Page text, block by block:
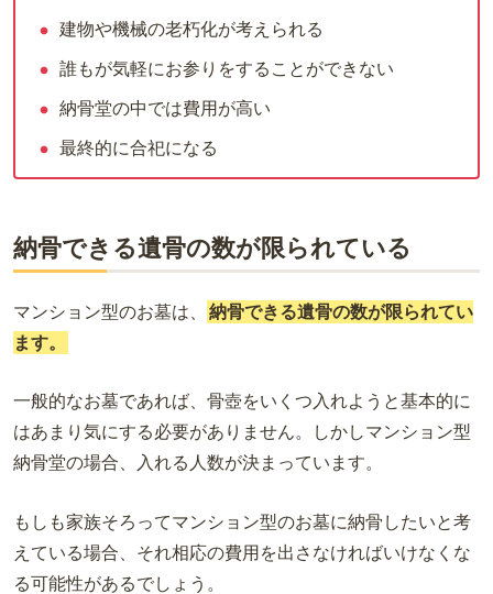
建物や機械の老朽化が考えられる
誰もが気軽にお参りをすることができない
納骨堂の中では費用が高い
最終的に合祀になる
納骨できる遺骨の数が限られている
マンション型のお墓は、
納骨できる遺骨の数が限られてい
ます。
一般的なお墓であれば、骨壺をいくつ入れようと基本的に
はあまり気にする必要がありません。しかしマンション型
納骨堂の場合、入れる人数が決まっています。
もしも家族そろってマンション型のお墓に納骨したいと考
えている場合、それ相応の費用を出さなければいけなくな
る可能性があるでしょう。